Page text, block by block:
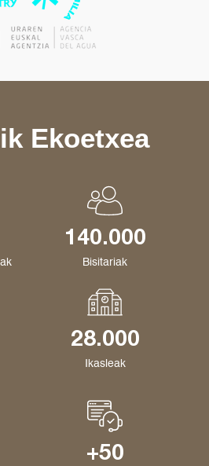
Ekoetxea
140.000
Bisitariak
28.000
Ikasleak
+50